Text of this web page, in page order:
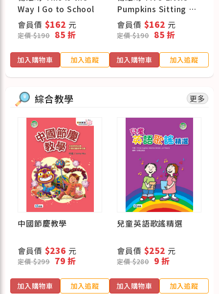
Way I Go to School
會員價 $162 元
定價 $190 85 折
加入購物車 加入追蹤
Pumpkins Sitting on
a Gate
會員價 $162 元
定價 $190 85 折
加入購物車 加入追蹤
綜合教學 更多
中國節慶教學
會員價 $236 元
定價 $299 79 折
加入購物車 加入追蹤
兒童英語歌謠精選
會員價 $252 元
定價 $280 9 折
加入購物車 加入追蹤